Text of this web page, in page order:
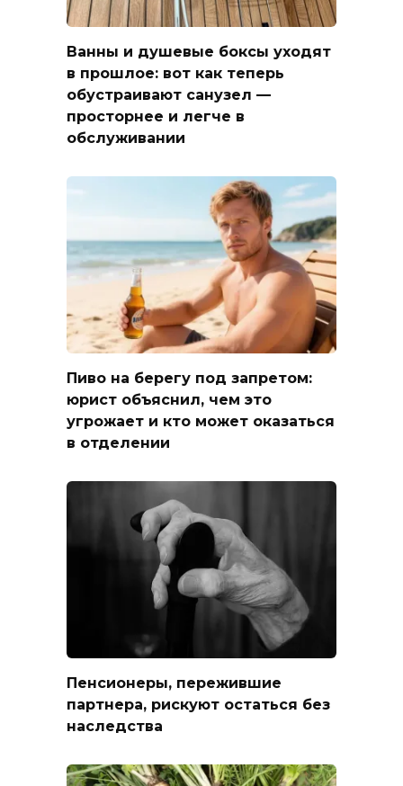
Ванны и душевые боксы уходят
в прошлое: вот как теперь
обустраивают санузел —
просторнее и легче в
обслуживании
Пиво на берегу под запретом:
юрист объяснил, чем это
угрожает и кто может оказаться
в отделении
Пенсионеры, пережившие
партнера, рискуют остаться без
наследства